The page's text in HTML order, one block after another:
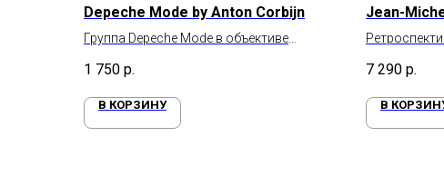
Depeche Mode by Anton Corbijn
Группа Depeche Mode в объективе
1 750 р.
В КОРЗИНУ
Jean-
7 290 р.
В